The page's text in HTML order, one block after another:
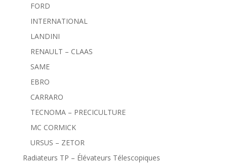
FORD
INTERNATIONAL
LANDINI
RENAULT – CLAAS
SAME
EBRO
CARRARO
TECNOMA – PRECICULTURE
MC CORMICK
URSUS – ZETOR
Radiateurs TP – Élévateurs Télescopiques